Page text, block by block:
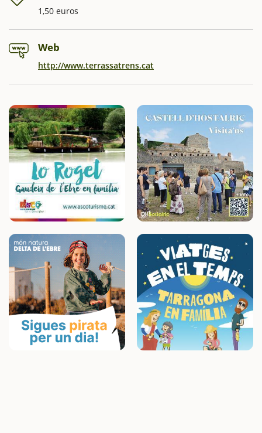
1,50 euros
Web
http://www.terrassatrens.cat